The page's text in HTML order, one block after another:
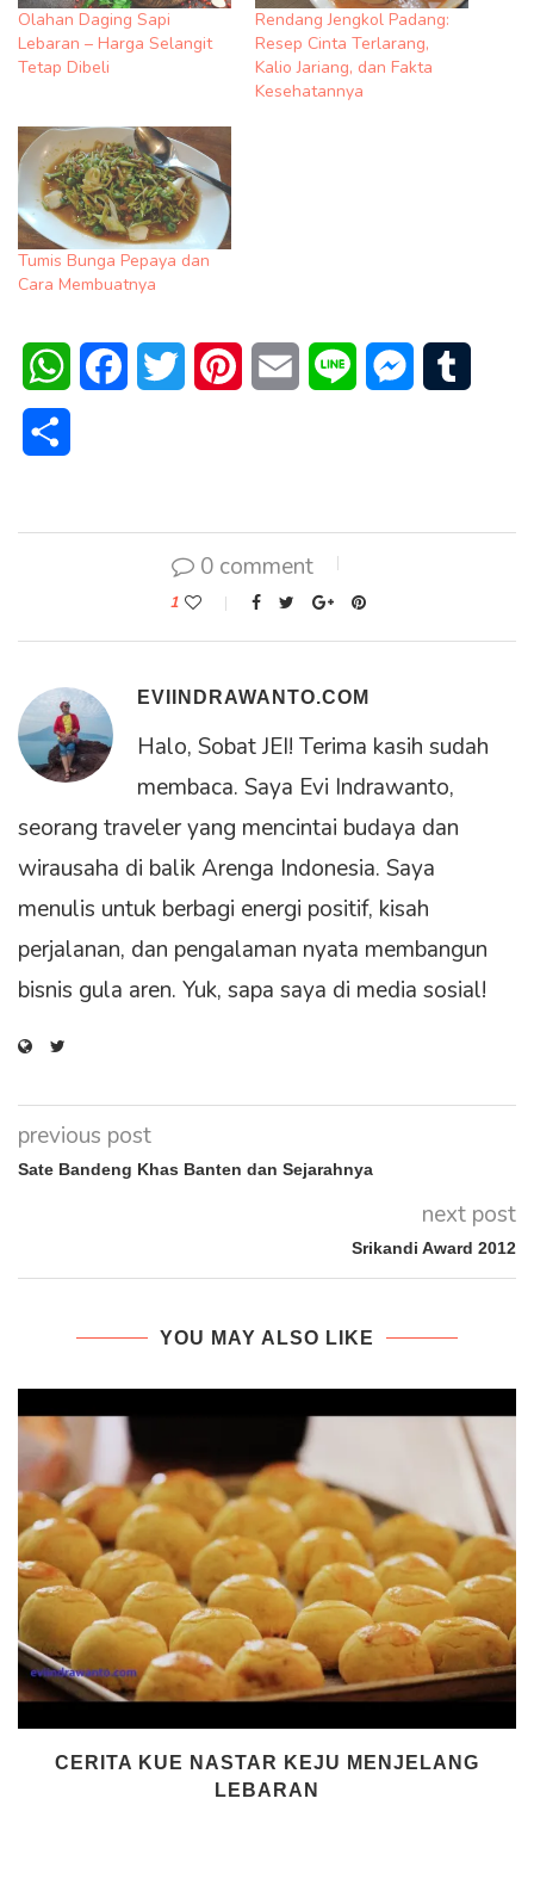
Olahan Daging Sapi
Lebaran – Harga Selangit
Tetap Dibeli
Rendang Jengkol Padang:
Resep Cinta Terlarang,
Kalio Jariang, dan Fakta
Kesehatannya
Tumis Bunga Pepaya dan
Cara Membuatnya
WhatsAppFacebookTwitter PinterestEmail Line Messenger
0 comment
1
EVIINDRAWANTO.COM
Halo, Sobat JEI! Terima kasih sudah
membaca. Saya Evi Indrawanto,
seorang traveler yang mencintai budaya dan
wirausaha di balik Arenga Indonesia. Saya
menulis untuk berbagi energi positif, kisah
perjalanan, dan pengalaman nyata membangun
bisnis gula aren. Yuk, sapa saya di media sosial!
previous post
Sate Bandeng Khas Banten dan Sejarahnya
next post
Srikandi Award 2012
YOU MAY ALSO LIKE
CERITA KUE NASTAR KEJU MENJELANG
LEBARAN